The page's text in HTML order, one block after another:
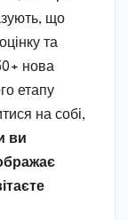
що
та
нова
етапу
на собі,
ви